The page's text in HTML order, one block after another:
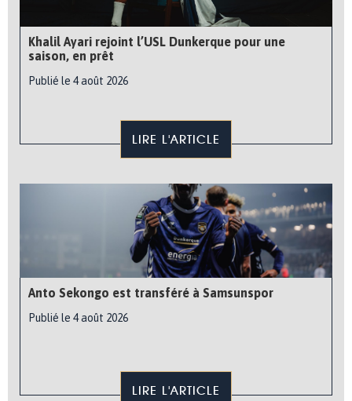
Khalil Ayari rejoint l’USL Dunkerque pour une
saison, en prêt
Publié le 4 août 2026
LIRE L'ARTICLE
Anto Sekongo est transféré à Samsunspor
Publié le 4 août 2026
LIRE L'ARTICLE